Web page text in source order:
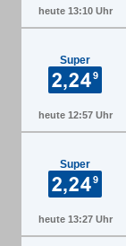
heute 13:10 Uhr
Super
heute 12:57 Uhr
Super
heute 13:27 Uhr